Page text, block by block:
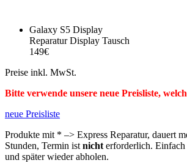
Galaxy S5 Display
Reparatur Display Tausch
149€
Preise inkl. MwSt.
Bitte verwende unsere neue Preisliste,
neue Preisliste
Produkte mit * –> Express Reparatur, dauert
Stunden, Termin ist nicht erforderlich.
und später wieder abholen.